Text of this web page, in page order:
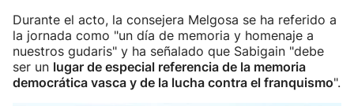
Durante el acto, la consejera Melgosa se ha referido a
la jornada como "un día de memoria y homenaje a
nuestros gudaris" y ha señalado que Sabigain "debe
ser un lugar de especial referencia de la memoria
democrática vasca y de la lucha contra el franquismo".